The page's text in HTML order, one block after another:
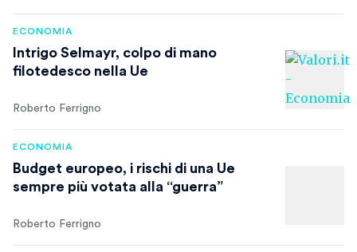
ECONOMIA
Intrigo Selmayr, colpo di mano
filotedesco nella Ue
Roberto Ferrigno
ECONOMIA
Budget europeo, i rischi di una Ue
sempre più votata alla “guerra”
Roberto Ferrigno